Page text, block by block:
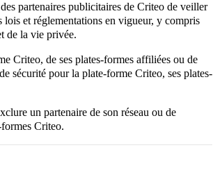
partenaires publicitaires de Criteo de veiller
lois et réglementations en vigueur, y compris
de la vie privée.
Criteo, de ses plates-formes affiliées ou de
sécurité pour la plate-forme Criteo, ses plates-
un partenaire de son réseau ou de
Criteo.